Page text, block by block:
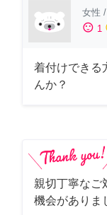
女性 /
sentiment_satisfied 1
着付けできる
んか？
親切丁寧なご
機会がありま